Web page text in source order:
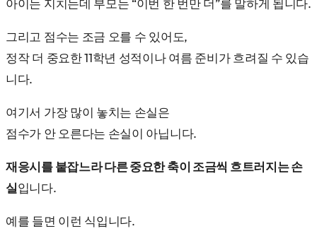
아이는 지치는데 부모는 “이번 한 번만 더”를 말하게 됩니다.
그리고 점수는 조금 오를 수 있어도,
정작 더 중요한 11학년 성적이나 여름 준비가 흐려질 수 있습
니다.
여기서 가장 많이 놓치는 손실은
점수가 안 오른다는 손실이 아닙니다.
재응시를 붙잡느라 다른 중요한 축이 조금씩 흐트러지는 손
실입니다.
예를 들면 이런 식입니다.